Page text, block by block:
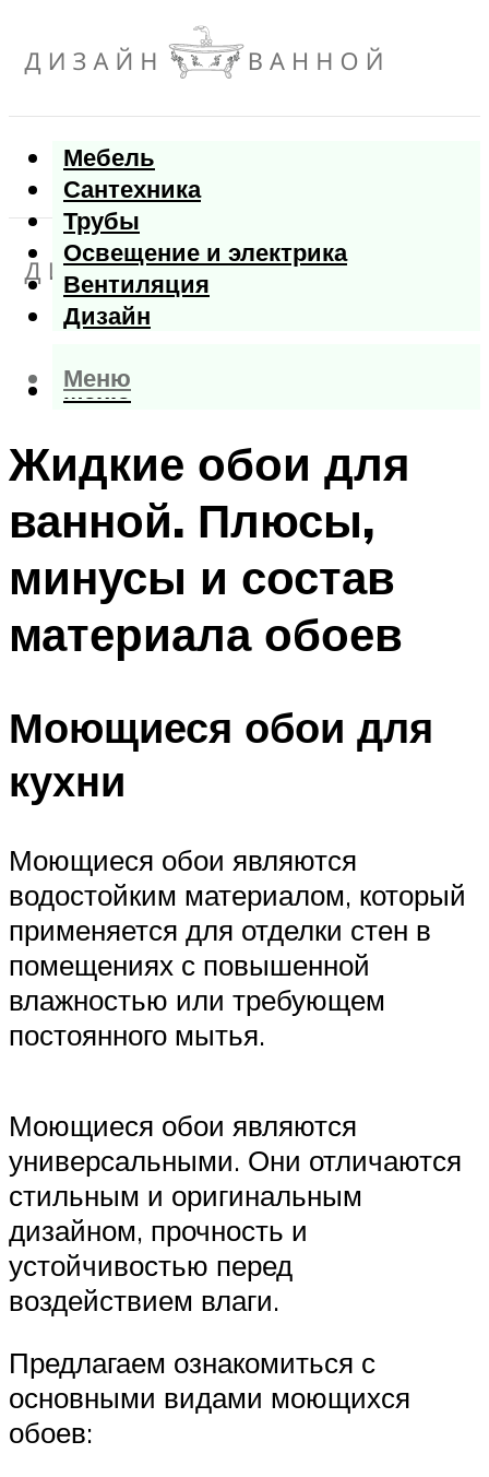
Мебель
Сантехника
Трубы
Освещение и электрика
Вентиляция
Дизайн
Меню
Меню
Жидкие обои для
ванной. Плюсы,
минусы и состав
материала обоев
Моющиеся обои для
кухни
Моющиеся обои являются
водостойким материалом, который
применяется для отделки стен в
помещениях с повышенной
влажностью или требующем
постоянного мытья.
Моющиеся обои являются
универсальными. Они отличаются
стильным и оригинальным
дизайном, прочность и
устойчивостью перед
воздействием влаги.
Предлагаем ознакомиться с
основными видами моющихся
обоев: